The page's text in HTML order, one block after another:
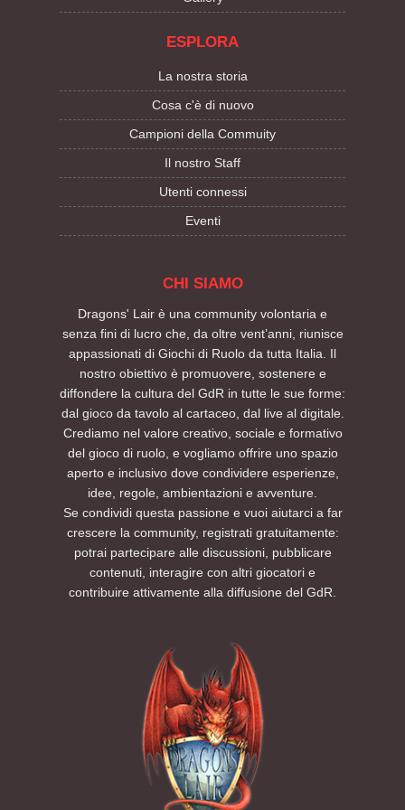
ESPLORA
La nostra storia
Cosa c'è di nuovo
Campioni della Commuity
Il nostro Staff
Utenti connessi
Eventi
CHI SIAMO
Dragons' Lair è una community volontaria e
senza fini di lucro che, da oltre vent’anni, riunisce
appassionati di Giochi di Ruolo da tutta Italia. Il
nostro obiettivo è promuovere, sostenere e
diffondere la cultura del GdR in tutte le sue forme:
dal gioco da tavolo al cartaceo, dal live al digitale.
Crediamo nel valore creativo, sociale e formativo
del gioco di ruolo, e vogliamo offrire uno spazio
aperto e inclusivo dove condividere esperienze,
idee, regole, ambientazioni e avventure.
Se condividi questa passione e vuoi aiutarci a far
crescere la community, registrati gratuitamente:
potrai partecipare alle discussioni, pubblicare
contenuti, interagire con altri giocatori e
contribuire attivamente alla diffusione del GdR.